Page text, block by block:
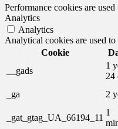
Performance cookies are
Analytics
Analytics
Analytical cookies are used
Cookie
__gads
1
24
_ga
2
_gat_gtag_UA_66194_11
1